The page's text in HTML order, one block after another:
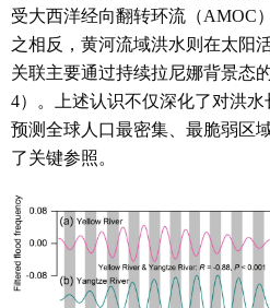
受大西洋经向翻转环流（AMOC
之相反，黄河流域洪水则在太阳
关联主要通过持续拉尼娜背景态
4）。上述认识不仅深化了对洪
预测全球人口最密集、最脆弱区
了关键参照。